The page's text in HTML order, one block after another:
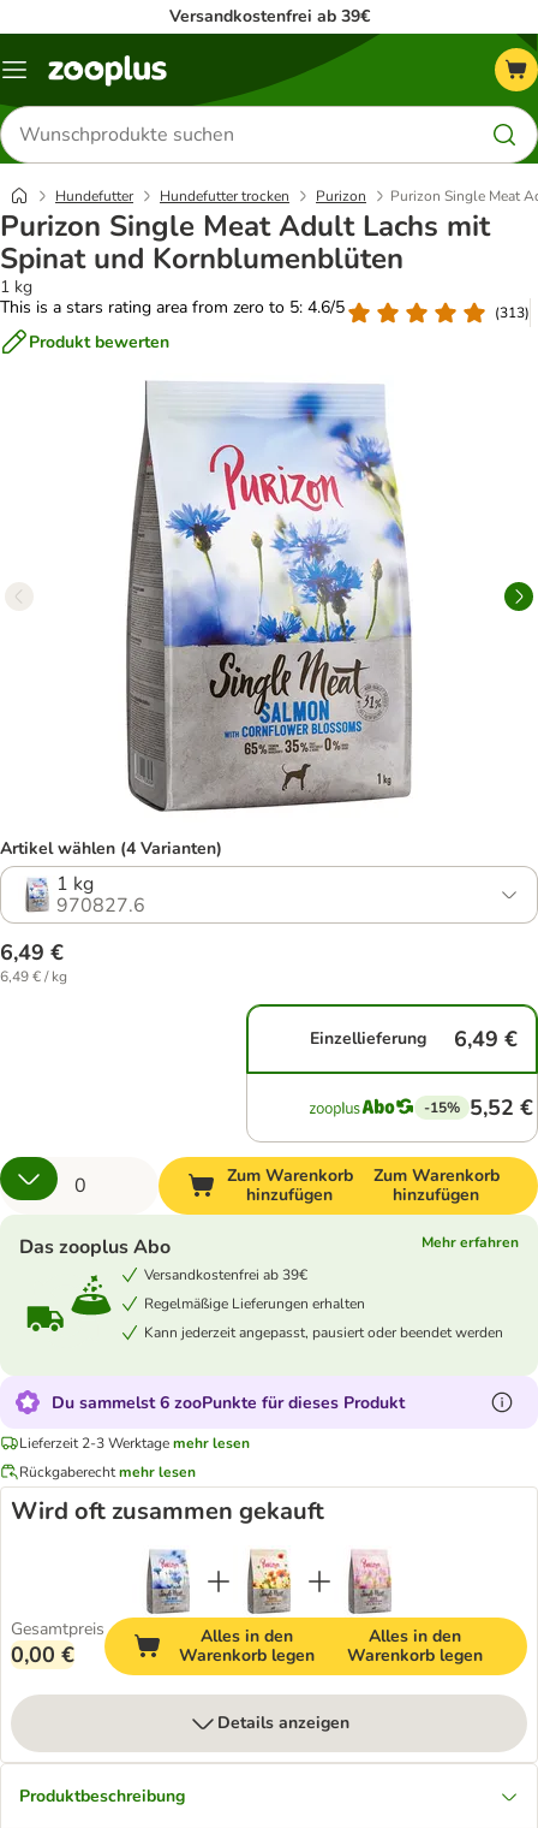
Versandkostenfrei ab 39€
Menü
Produkte
suchen
Hundefutter Hundefutter trocken Purizon Purizon Single Meat
Purizon Single Meat Adult Lachs mit
Spinat und Kornblumenblüten
1 kg
This is a stars rating area from zero to 5: 4.6/5
(313)
Produkt bewerten
Artikel wählen (4 Varianten)
1 kg
970827.6
6,49 €
6,49 € / kg
Einzellieferung 6,49 €
-15% 5,52 €
Zum Warenkorb
hinzufügen
Zum Warenkorb
hinzufügen
Das zooplus Abo
Mehr erfahren
Versandkostenfrei ab 39€
Regelmäßige Lieferungen erhalten
Kann jederzeit angepasst, pausiert oder beendet werden
Du sammelst 6 zooPunkte für dieses Produkt
Lieferzeit 2-3 Werktagemehr lesen
Rückgaberechtmehr lesen
Wird oft zusammen gekauft
Gesamtpreis
0,00 €
Alles in den
Warenkorb legen
Alles in den
Warenkorb legen
Details anzeigen
Produktbeschreibung